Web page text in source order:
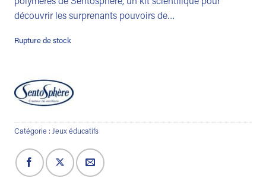
polymères de Sentosphère, un kit scientifique pour
découvrir les surprenants pouvoirs de…
Rupture de stock
Catégorie : Jeux éducatifs